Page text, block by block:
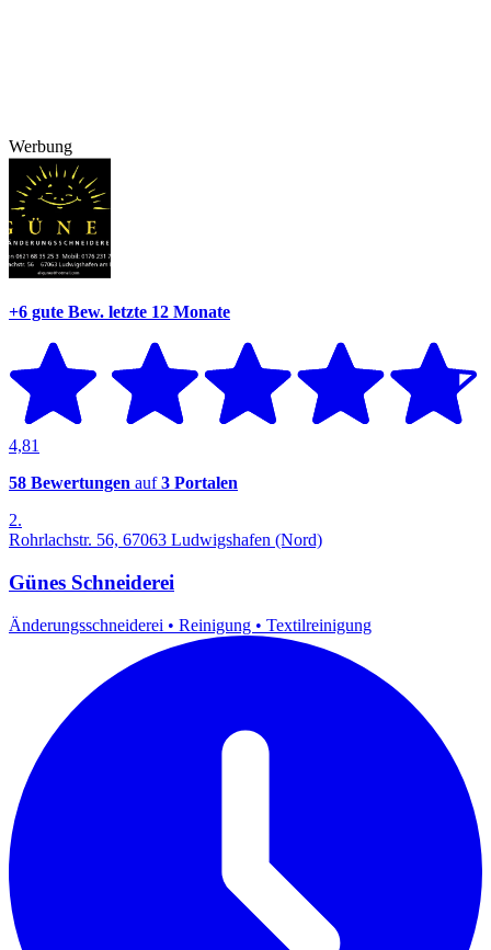
Werbung
+6 gute Bew. letzte 12 Monate
4,81
58 Bewertungen auf3 Portalen
2.
Rohrlachstr. 56, 67063 Ludwigshafen (Nord)
Günes Schneiderei
Änderungsschneiderei • Reinigung • Textilreinigung